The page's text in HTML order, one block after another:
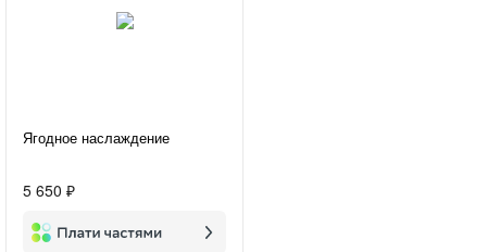
Ягодное наслаждение
5 650 ₽